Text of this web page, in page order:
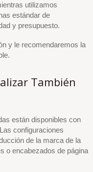
utilizamos
estándar de
y presupuesto.
y le recomendaremos la
También
están disponibles con
configuraciones
de la marca de la
o encabezados de página